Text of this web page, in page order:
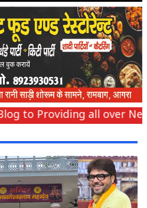
over News of World.